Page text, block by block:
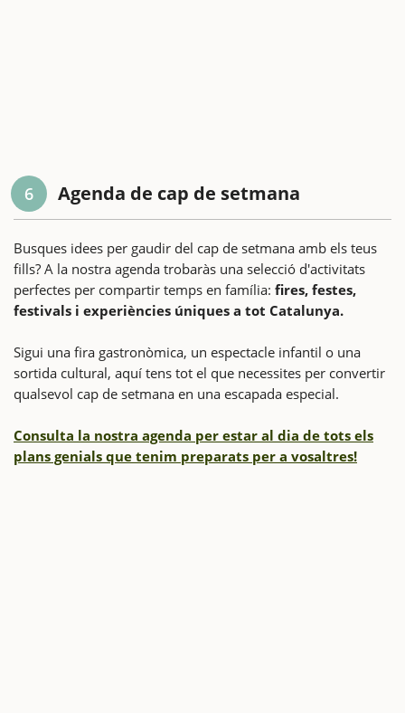
6 Agenda de cap de setmana
Busques idees per gaudir del cap de setmana amb els teus
fills? A la nostra agenda trobaràs una selecció d'activitats
perfectes per compartir temps en família: fires, festes,
festivals i experiències úniques a tot Catalunya.
Sigui una fira gastronòmica, un espectacle infantil o una
sortida cultural, aquí tens tot el que necessites per convertir
qualsevol cap de setmana en una escapada especial.
Consulta la nostra agenda per estar al dia de tots els
plans genials que tenim preparats per a vosaltres!